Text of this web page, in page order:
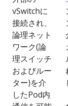
vSwitchに
接続され、
論理ネット
ワーク(論
理スイッチ
およびルー
ター)を介
したPod内